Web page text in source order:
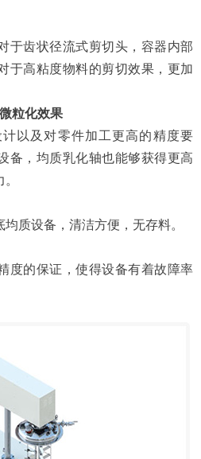
于齿状径流式剪切头，容器内部
于高粘度物料的剪切效果，更加
粒化效果
以及对零件加工更高的精度要
备，均质乳化轴也能够获得更高
质设备，清洁方便，无存料。
度的保证，使得设备有着故障率